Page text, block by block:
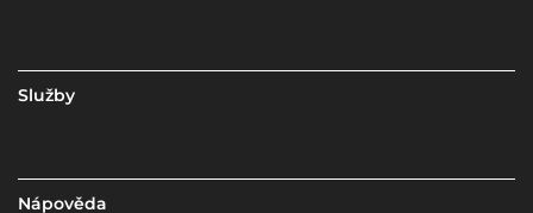
Služby
Nápověda